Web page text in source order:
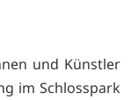
und Künstler
im Schlosspark